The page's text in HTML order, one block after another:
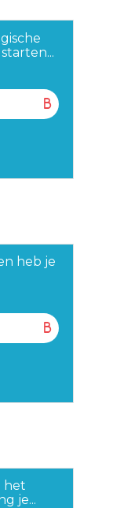
B
heb je
B
het
je...